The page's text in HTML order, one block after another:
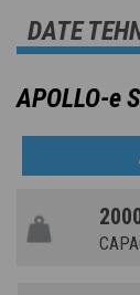
DATE
APOLLO-e